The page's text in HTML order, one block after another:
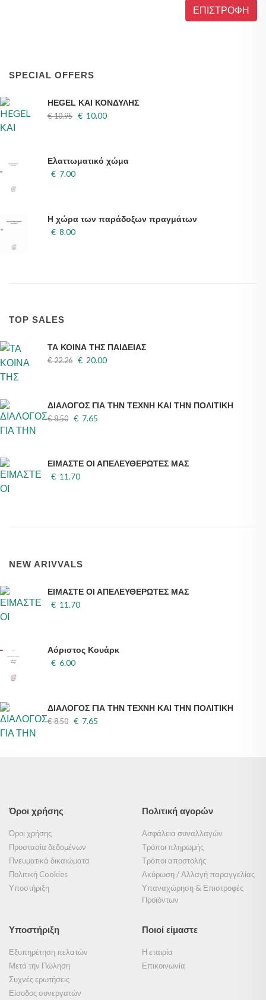
ΕΠΙΣΤΡΟΦΗ
SPECIAL OFFERS
HEGEL ΚΑΙ ΚΟΝΔΥΛΗΣ
€ 10.95 € 10.00
Ελαττωματικό χώμα
€ 7.00
Η χώρα των παράδοξων πραγμάτων
€ 8.00
TOP SALES
ΤΑ ΚΟΙΝΑ ΤΗΣ ΠΑΙΔΕΙΑΣ
€ 22.26 € 20.00
ΔΙΑΛΟΓΟΣ ΓΙΑ ΤΗΝ ΤΕΧΝΗ ΚΑΙ ΤΗΝ ΠΟΛΙΤΙΚΗ
€ 8.50 € 7.65
ΕΙΜΑΣΤΕ ΟΙ ΑΠΕΛΕΥΘΕΡΩΤΕΣ ΜΑΣ
€ 11.70
NEW ARIVVALS
ΕΙΜΑΣΤΕ ΟΙ ΑΠΕΛΕΥΘΕΡΩΤΕΣ ΜΑΣ
€ 11.70
Αόριστος Κουάρκ
€ 6.00
ΔΙΑΛΟΓΟΣ ΓΙΑ ΤΗΝ ΤΕΧΝΗ ΚΑΙ ΤΗΝ ΠΟΛΙΤΙΚΗ
€ 8.50 € 7.65
Όροι χρήσης
Όροι χρήσης
Προστασία δεδομένων
Πνευματικά δικαιώματα
Πολιτική Cookies
Υποστήριξη
Πολιτική αγορών
Ασφάλεια συναλλαγών
Τρόποι πληρωμής
Τρόποι αποστολής
Ακύρωση / Αλλαγή παραγγελίας
Υπαναχώρηση & Επιστροφές
Προϊόντων
Υποστήριξη
Εξυπηρέτηση πελατών
Μετά την Πώληση
Συχνές ερωτήσεις
Είσοδος συνεργατών
Ποιοί είμαστε
Η εταιρία
Επικοινωνία